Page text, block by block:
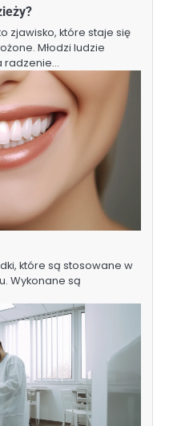
zjawisko, które staje się
Młodzi ludzie
radzenie…
które są stosowane w
Wykonane są